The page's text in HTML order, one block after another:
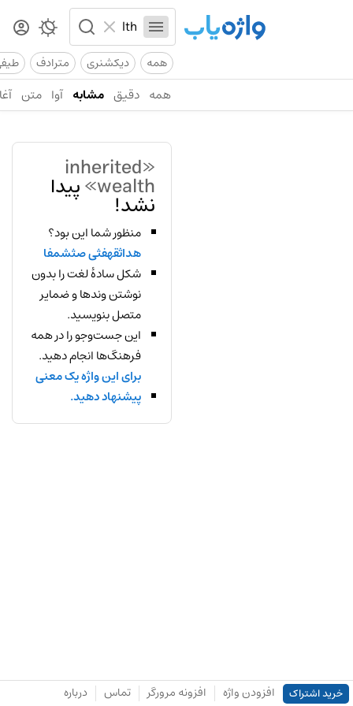
همه دیکشنری مترادف
همه دقیق مشابه آوا متن
«inherited
wealth» پیدا
نشد!
منظور شما این بود؟
هداثقهفثی صثشمفا
شکل سادهٔ لغت را بدون
نوشتن وندها و ضمایر
متصل بنویسید.
این جست‌وجو را در همه
فرهنگ‌ها انجام دهید.
برای این واژه یک معنی
پیشنهاد دهید.
خرید اشتراک افزودن واژه افزونه مرورگر تماس درباره